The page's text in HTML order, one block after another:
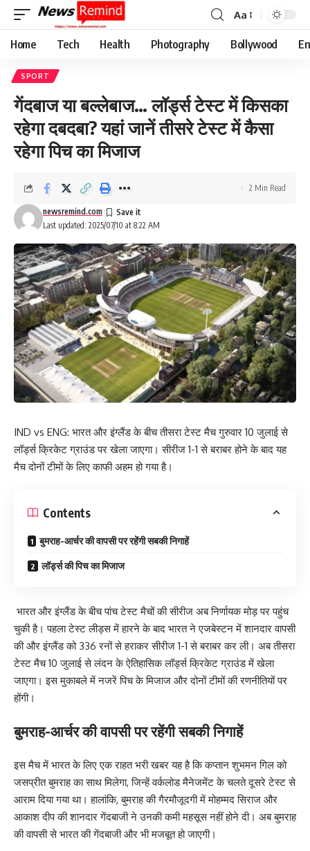
Font
Resizer
Aa
Home Tech Health Photography Bollywood
SPORT
गेंदबाज या बल्लेबाज… लॉर्ड्स टेस्ट में किसका
रहेगा दबदबा? यहां जानें तीसरे टेस्ट में कैसा
रहेगा पिच का मिजाज
Last updated: 2025/07/10 at 8:22 AM
newsremind.com
2 Min Read
IND vs ENG: भारत और इंग्लैंड के बीच तीसरा टेस्ट मैच गुरुवार 10 जुलाई से
लॉर्ड्स क्रिकेट ग्राउंड पर खेला जाएगा। सीरीज 1-1 से बराबर होने के बाद यह
मैच दोनों टीमों के लिए काफी अहम हो गया है।
Contents
बुमराह-आर्चर की वापसी पर रहेंगी सबकी निगाहें
लॉर्ड्स की पिच का मिजाज
भारत और इंग्लैंड के बीच पांच टेस्ट मैचों की सीरीज अब निर्णायक मोड़ पर पहुंच
चुकी है। पहला टेस्ट लीड्स में हारने के बाद भारत ने एजबेस्टन में शानदार वापसी
की और इंग्लैंड को 336 रनों से हराकर सीरीज 1-1 से बराबर कर ली। अब तीसरा
टेस्ट मैच 10 जुलाई से लंदन के ऐतिहासिक लॉर्ड्स क्रिकेट ग्राउंड में खेला
जाएगा। इस मुकाबले में नजरें पिच के मिजाज और दोनों टीमों की रणनीतियों पर
होंगी।
बुमराह-आर्चर की वापसी पर रहेंगी सबकी निगाहें
इस मैच में भारत के लिए एक राहत भरी खबर यह है कि कप्तान शुभमन गिल को
जसप्रीत बुमराह का साथ मिलेगा, जिन्हें वर्कलोड मैनेजमेंट के चलते दूसरे टेस्ट से
आराम दिया गया था। हालांकि, बुमराह की गैरमौजूदगी में मोहम्मद सिराज और
आकाश दीप की शानदार गेंदबाजी ने उनकी कमी महसूस नहीं होने दी। अब बुमराह
की वापसी से भारत की गेंदबाजी और भी मजबूत हो जाएगी।